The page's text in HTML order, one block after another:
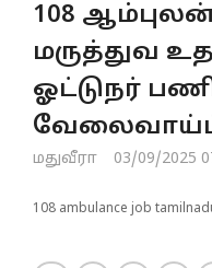
e
a
v
i
a
108
மருத்துவ
ஓட்டுநர்
மதுவீரா 03/09/2025
108 ambulance job